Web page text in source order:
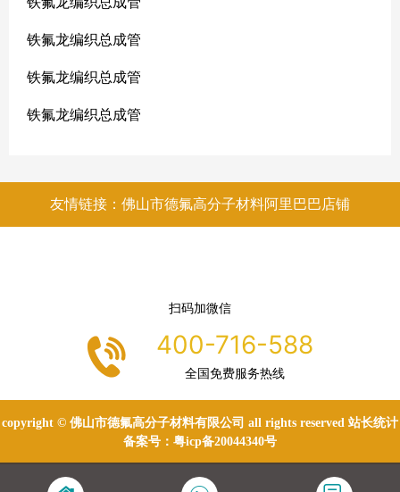
铁氟龙编织总成管
铁氟龙编织总成管
铁氟龙编织总成管
友情链接：佛山市德氟高分子材料阿里巴巴店铺
扫码加微信
400-716-588
全国免费服务热线
copyright © 佛山市德氟高分子材料有限公司 all rights reserved 站长统计
备案号： 粤icp备20044340号